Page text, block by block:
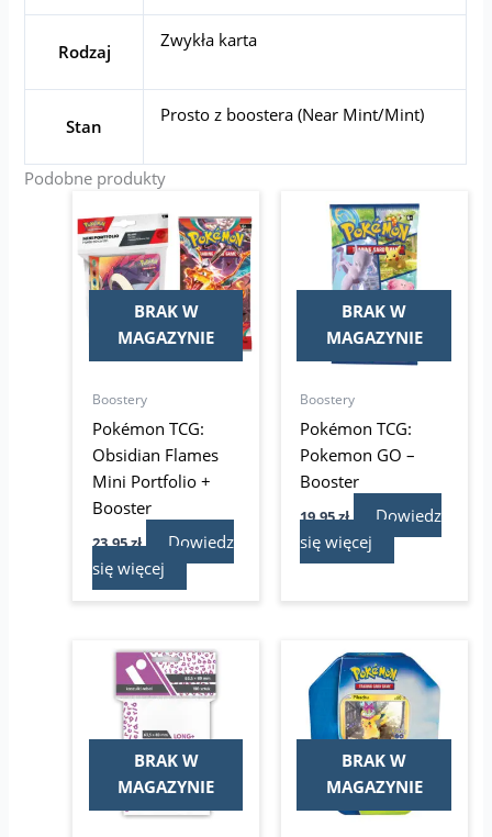
Rodzaj
Zwykła karta
Stan
Prosto z boostera (Near Mint/Mint)
Podobne produkty
BRAK W
MAGAZYNIE
Boostery
Pokémon TCG:
Obsidian Flames
Mini Portfolio +
Booster
23,95zł
Dowiedz
się więcej
BRAK W
MAGAZYNIE
Boostery
Pokémon TCG:
Pokemon GO –
Booster
19,95zł
Dowiedz
się więcej
BRAK W
MAGAZYNIE
BRAK W
MAGAZYNIE